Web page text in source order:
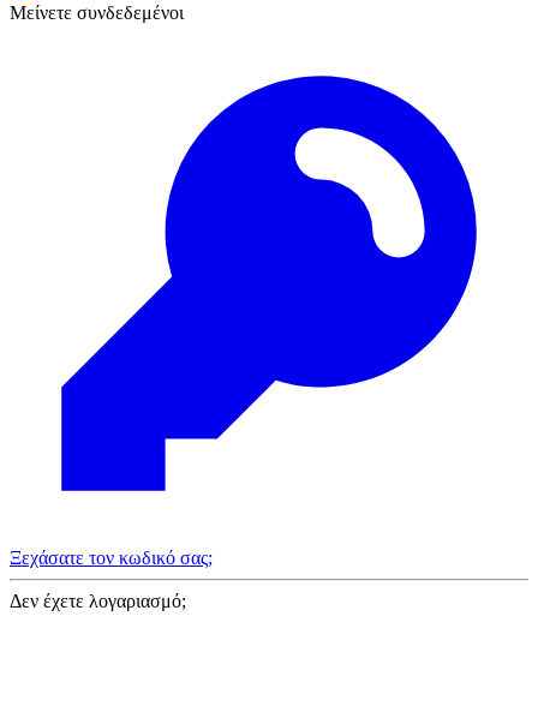
Μείνετε συνδεδεμένοι
Ξεχάσατε τον κωδικό σας;
Δεν έχετε λογαριασμό;